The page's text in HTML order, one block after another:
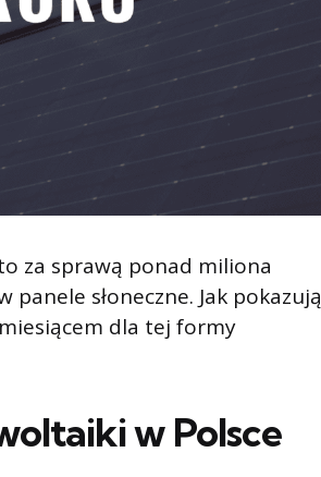
za sprawą ponad miliona
słoneczne. Jak pokazują
dla tej formy
w Polsce